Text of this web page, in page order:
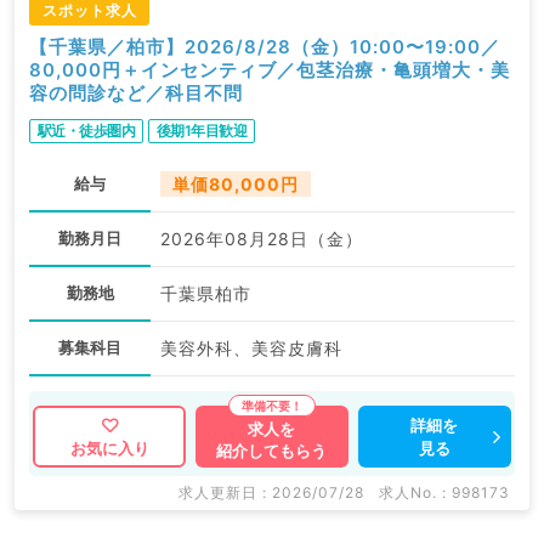
スポット求人
【千葉県／柏市】2026/8/28（金）10:00〜19:00／
80,000円＋インセンティブ／包茎治療・亀頭増大・美
容の問診など／科目不問
駅近・徒歩圏内 後期1年目歓迎
給与 単価80,000円
勤務月日 2026年08月28日（金）
勤務地 千葉県柏市
募集科目 美容外科、美容皮膚科
お気に入り
求人を
紹介してもらう
詳細を
見る
求人更新日 : 2026/07/28 求人No. : 998173